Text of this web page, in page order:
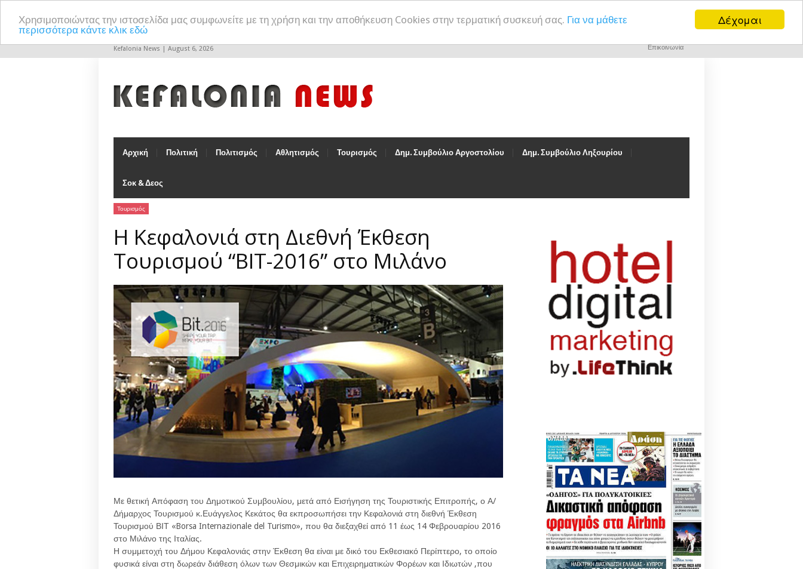
Δέχομαι
Χρησιμοποιώντας την ιστοσελίδα μας συμφωνείτε με τη χρήση και την αποθήκευση Cookies στην τερματική συσκευή σας. Για να μάθετε
περισσότερα κάντε κλικ εδώ
Kefalonia News | August 6, 2026 Επικοινωνία
Αρχική Πολιτική Πολιτισμός Αθλητισμός Τουρισμός Δημ. Συμβούλιο Αργοστολίου Δημ. Συμβούλιο Ληξουρίου
Σοκ & Δεος
Τουρισμός
Η Κεφαλονιά στη Διεθνή Έκθεση
Τουρισμού “BIT-2016” στο Μιλάνο
Με θετική Απόφαση του Δημοτικού Συμβουλίου, μετά από Εισήγηση της Τουριστικής Επιτροπής, ο Α/
Δήμαρχος Τουρισμού κ.Ευάγγελος Κεκάτος θα εκπροσωπήσει την Κεφαλονιά στη διεθνή Έκθεση
Τουρισμού ΒΙΤ «Borsa Internazionale del Turismo», που θα διεξαχθεί από 11 έως 14 Φεβρουαρίου 2016
στο Μιλάνο της Ιταλίας.
Η συμμετοχή του Δήμου Κεφαλονιάς στην Έκθεση θα είναι με δικό του Εκθεσιακό Περίπτερο, το οποίο
φυσικά είναι στη δωρεάν διάθεση όλων των Θεσμικών και Επιχειρηματικών Φορέων και Ιδιωτών ,που